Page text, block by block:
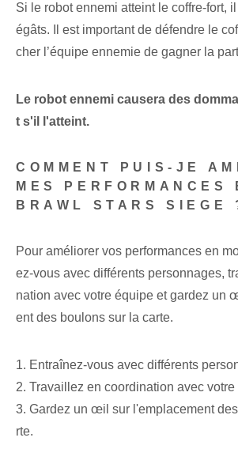
Si le robot ennemi atteint le coffre-fort,
égâts. Il est important de défendre le
cher l’équipe ennemie de gagner la
Le robot ennemi causera des
t s'il l'atteint.
COMMENT PUIS-JE
MES PERFORMANCES
BRAWL STARS SIEGE
Pour améliorer vos performances en
ez-vous avec différents personnages,
nation avec votre équipe et gardez un
ent des boulons sur la carte.
1.‌ Entraînez-vous avec différents
2. Travaillez en coordination avec votre
3. Gardez un œil sur l'emplacement
rte.